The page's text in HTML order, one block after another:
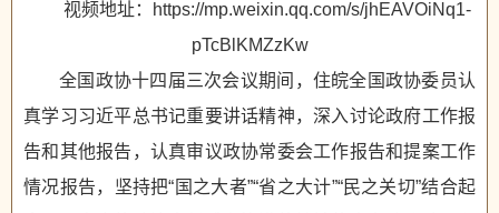
视频地址：https://mp.weixin.qq.com/s/jhEAVOiNq1-
pTcBlKMZzKw
全国政协十四届三次会议期间，住皖全国政协委员认
真学习习近平总书记重要讲话精神，深入讨论政府工作报
告和其他报告，认真审议政协常委会工作报告和提案工作
情况报告，坚持把“国之大者”“省之大计”“民之关切”结合起